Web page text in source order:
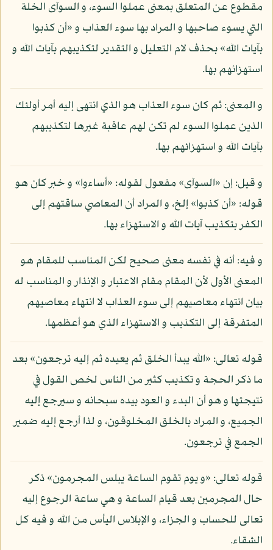
مقطوع عن المتعلق بمعنى عملوا السوء، و السوآى الخلة
التي يسوء صاحبها و المراد بها سوء العذاب و «أن كذبوا
بآيات الله» بحذف لام التعليل و التقدير لتكذيبهم بآيات الله و
استهزائهم بها.
و المعنى: ثم كان سوء العذاب هو الذي انتهى إليه أمر أولئك
الذين عملوا السوء لم تكن لهم عاقبة غيرها لتكذيبهم
بآيات الله و استهزائهم بها.
و قيل: إن «السوآى» مفعول لقوله: «أساءوا» و خبر كان هو
قوله: «أن كذبوا» إلخ، و المراد أن المعاصي ساقتهم إلى
الكفر بتكذيب آيات الله و الاستهزاء بها.
و فيه: أنه في نفسه معنى صحيح لكن المناسب للمقام هو
المعنى الأول لأن المقام مقام الاعتبار و الإنذار و المناسب له
بيان انتهاء معاصيهم إلى سوء العذاب لا انتهاء معاصيهم
المتفرقة إلى التكذيب و الاستهزاء الذي هو أعظمها.
قوله تعالى: «الله يبدأ الخلق ثم يعيده ثم إليه ترجعون» بعد
ما ذكر الحجة و تكذيب كثير من الناس لخص القول في
نتيجتها و هو أن البدء و العود بيده سبحانه و سيرجع إليه
الجميع، و المراد بالخلق المخلوقون، و لذا أرجع إليه ضمير
الجمع في ترجعون.
قوله تعالى: «و يوم تقوم الساعة يبلس المجرمون» ذكر
حال المجرمين بعد قيام الساعة و هي ساعة الرجوع إليه
تعالى للحساب و الجزاء، و الإبلاس اليأس من الله و فيه كل
الشقاء.